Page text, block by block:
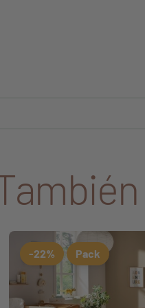
preferiti
-22% Pack